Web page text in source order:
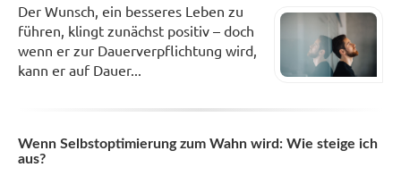
Der Wunsch, ein besseres Leben zu
führen, klingt zunächst positiv – doch
wenn er zur Dauerverpflichtung wird,
kann er auf Dauer...
Wenn Selbstoptimierung zum Wahn wird: Wie steige ich
aus?